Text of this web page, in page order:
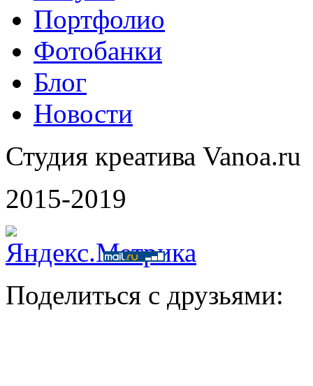
Портфолио
Фотобанки
Блог
Новости
Студия креатива Vanoa.ru
2015-2019
Поделиться с друзьями: